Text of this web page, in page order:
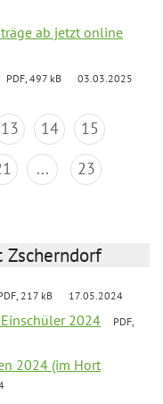
ab jetzt online
PDF, 497 kB 03.03.2025
13 14
15
... 23
217 kB 17.05.2024
2024
PDF,
2024 (im Hort